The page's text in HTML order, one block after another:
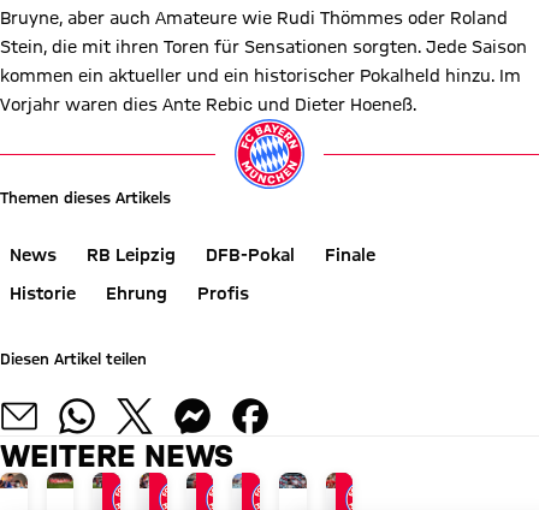
Bruyne, aber auch Amateure wie Rudi Thömmes oder Roland
Stein, die mit ihren Toren für Sensationen sorgten. Jede Saison
kommen ein aktueller und ein historischer Pokalheld hinzu. Im
Vorjahr waren dies Ante Rebic und Dieter Hoeneß.
Themen dieses Artikels
News RB Leipzig DFB-Pokal
Finale
Historie
Ehrung Profis
Diesen Artikel teilen
WEITERE NEWS